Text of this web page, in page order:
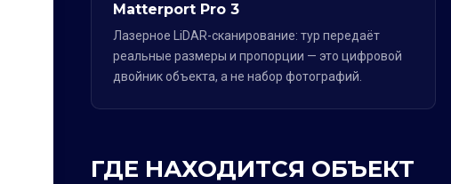
Matterport Pro 3
Лазерное LiDAR-сканирование: тур передаёт
реальные размеры и пропорции — это цифровой
двойник объекта, а не набор фотографий.
ГДЕ НАХОДИТСЯ ОБЪЕКТ